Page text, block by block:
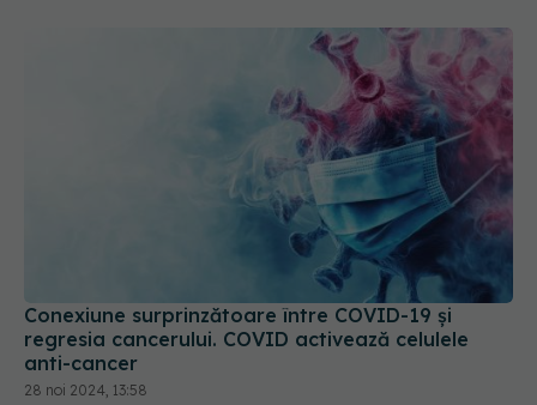
Conexiune surprinzătoare între COVID-19 și
regresia cancerului. COVID activează celulele
anti-cancer
28 noi 2024, 13:58